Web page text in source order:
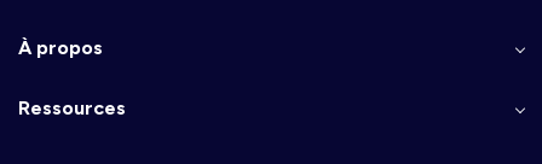
À propos
Ressources